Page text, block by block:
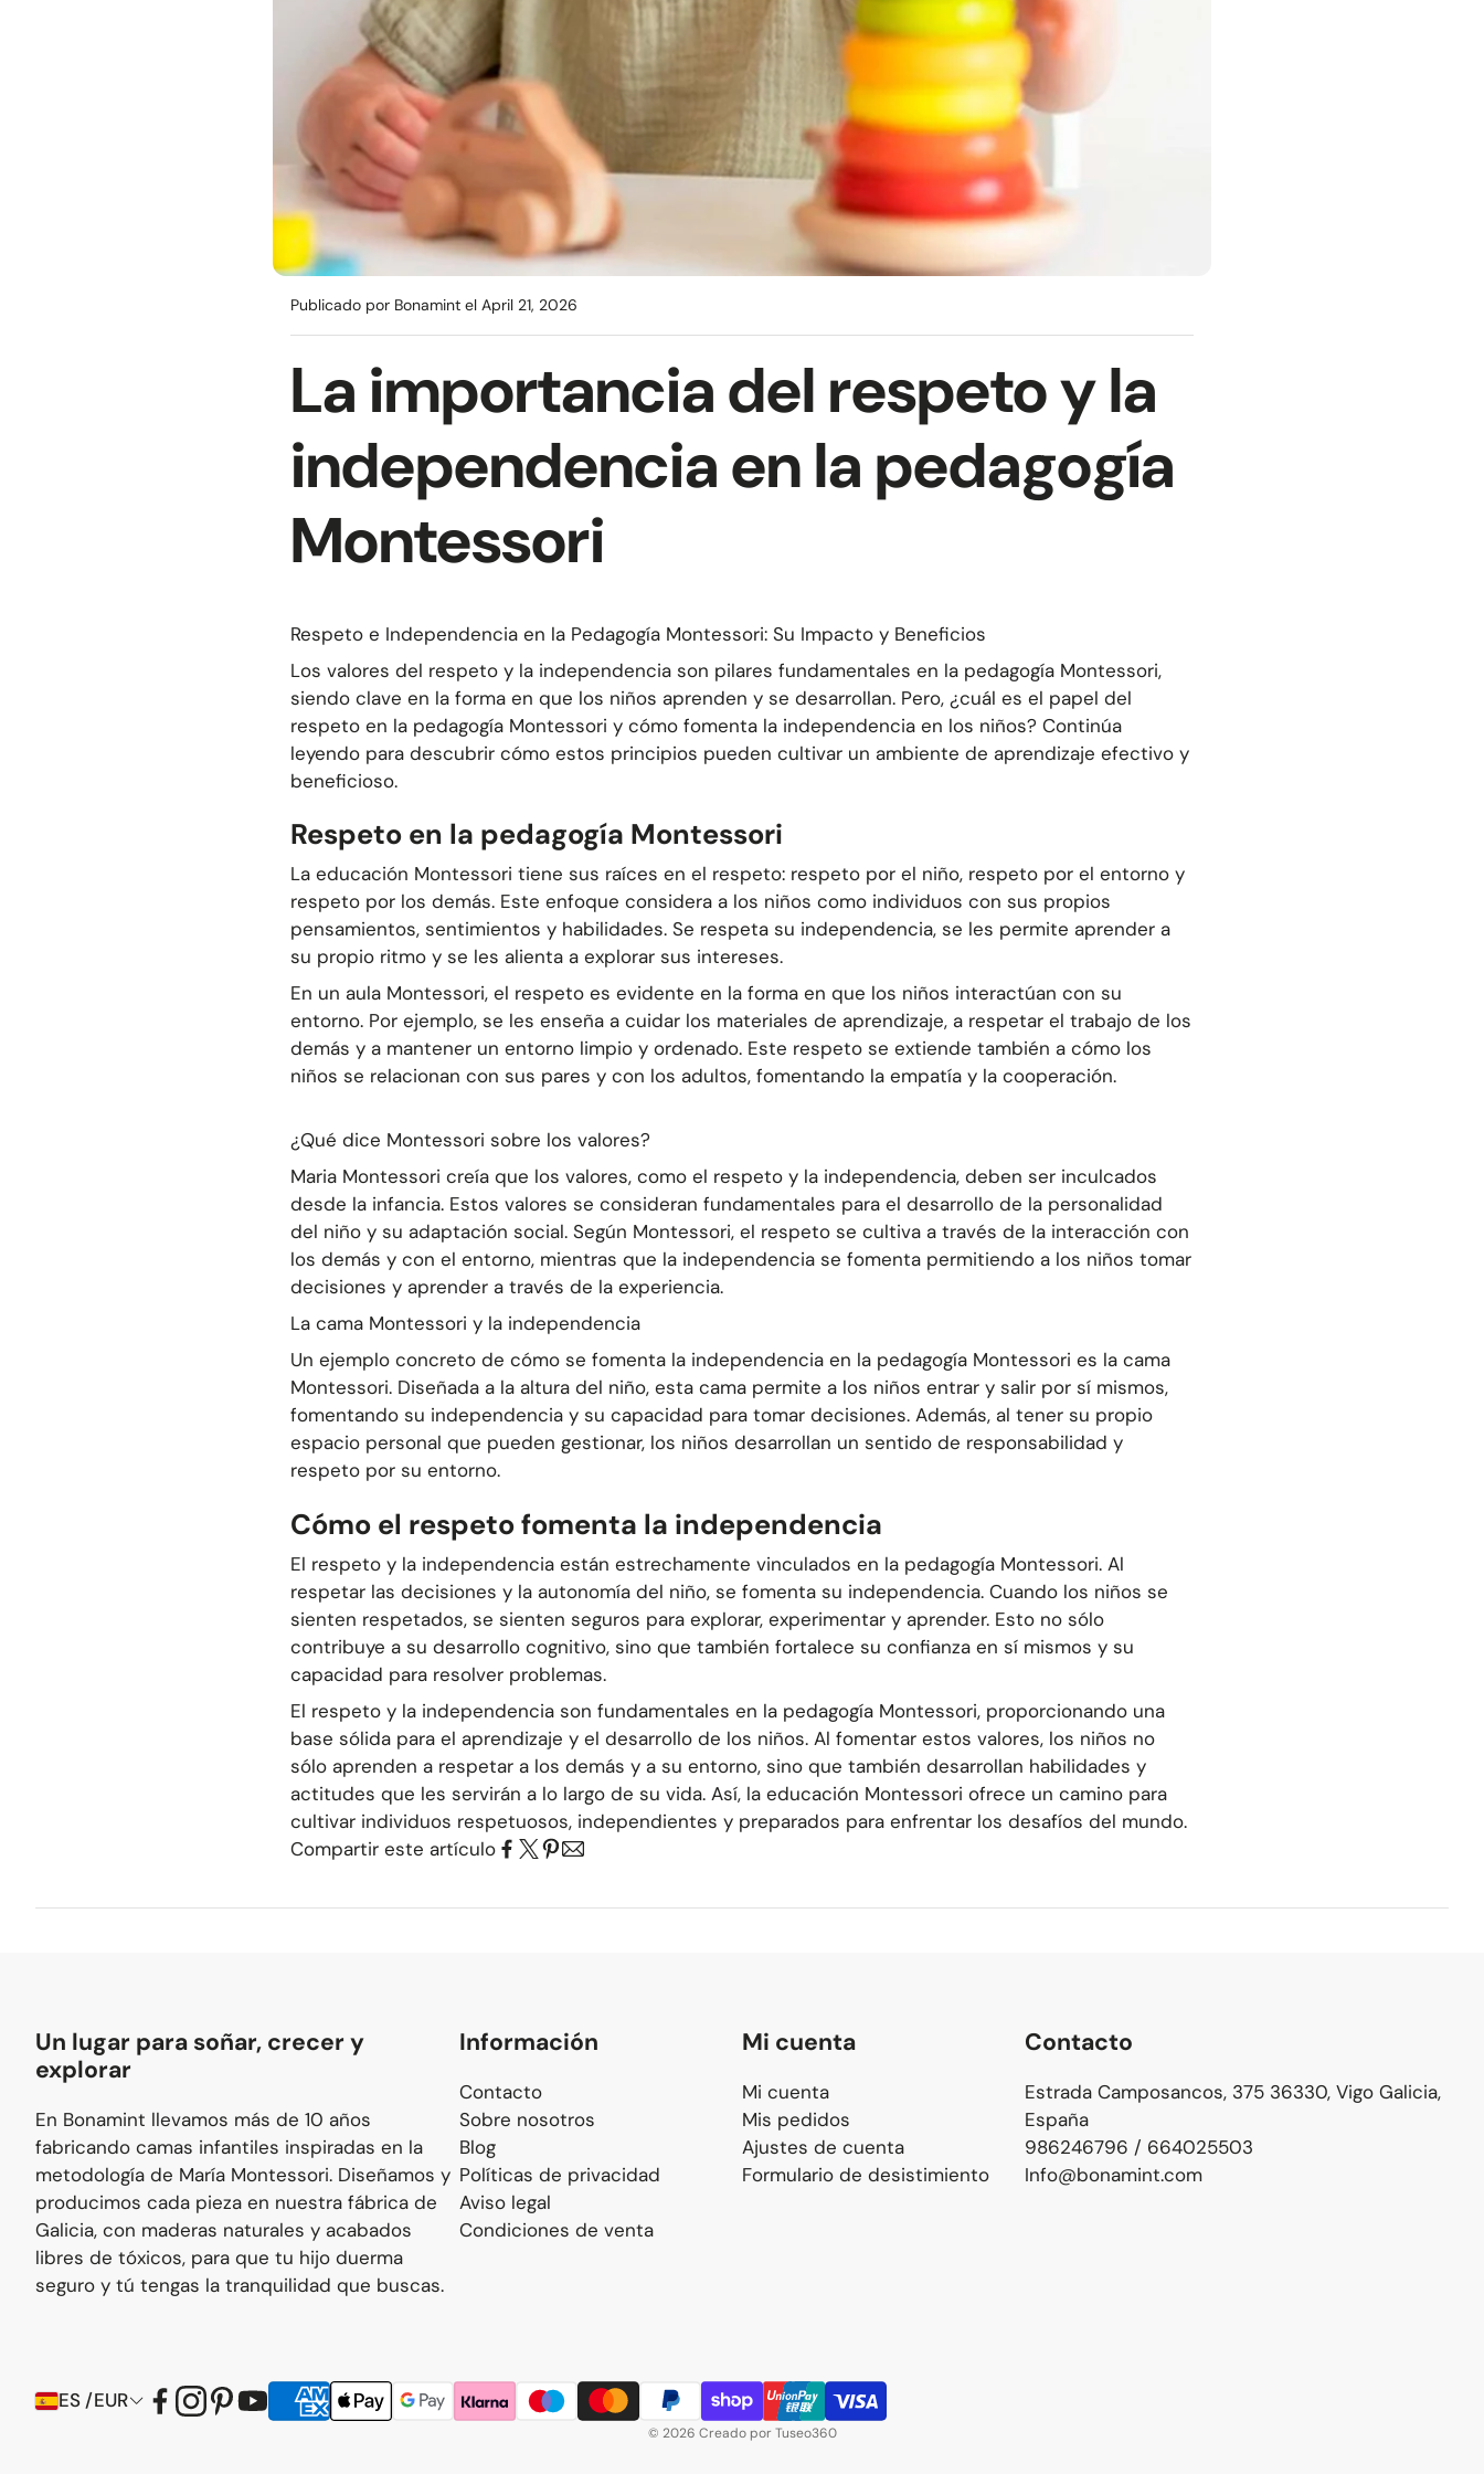
Publicado por Bonamint el April 21, 2026
La importancia del respeto y la
independencia en la pedagogía
Montessori
Respeto e Independencia en la Pedagogía Montessori: Su Impacto y Beneficios
Los valores del respeto y la independencia son pilares fundamentales en la pedagogía Montessori,
siendo clave en la forma en que los niños aprenden y se desarrollan. Pero, ¿cuál es el papel del
respeto en la pedagogía Montessori y cómo fomenta la independencia en los niños? Continúa
leyendo para descubrir cómo estos principios pueden cultivar un ambiente de aprendizaje efectivo y
beneficioso.
Respeto en la pedagogía Montessori
La educación Montessori tiene sus raíces en el respeto: respeto por el niño, respeto por el entorno y
respeto por los demás. Este enfoque considera a los niños como individuos con sus propios
pensamientos, sentimientos y habilidades. Se respeta su independencia, se les permite aprender a
su propio ritmo y se les alienta a explorar sus intereses.
En un aula Montessori, el respeto es evidente en la forma en que los niños interactúan con su
entorno. Por ejemplo, se les enseña a cuidar los materiales de aprendizaje, a respetar el trabajo de los
demás y a mantener un entorno limpio y ordenado. Este respeto se extiende también a cómo los
niños se relacionan con sus pares y con los adultos, fomentando la empatía y la cooperación.
¿Qué dice Montessori sobre los valores?
Maria Montessori creía que los valores, como el respeto y la independencia, deben ser inculcados
desde la infancia. Estos valores se consideran fundamentales para el desarrollo de la personalidad
del niño y su adaptación social. Según Montessori, el respeto se cultiva a través de la interacción con
los demás y con el entorno, mientras que la independencia se fomenta permitiendo a los niños tomar
decisiones y aprender a través de la experiencia.
La cama Montessori y la independencia
Un ejemplo concreto de cómo se fomenta la independencia en la pedagogía Montessori es la cama
Montessori. Diseñada a la altura del niño, esta cama permite a los niños entrar y salir por sí mismos,
fomentando su independencia y su capacidad para tomar decisiones. Además, al tener su propio
espacio personal que pueden gestionar, los niños desarrollan un sentido de responsabilidad y
respeto por su entorno.
Cómo el respeto fomenta la independencia
El respeto y la independencia están estrechamente vinculados en la pedagogía Montessori. Al
respetar las decisiones y la autonomía del niño, se fomenta su independencia. Cuando los niños se
sienten respetados, se sienten seguros para explorar, experimentar y aprender. Esto no sólo
contribuye a su desarrollo cognitivo, sino que también fortalece su confianza en sí mismos y su
capacidad para resolver problemas.
El respeto y la independencia son fundamentales en la pedagogía Montessori, proporcionando una
base sólida para el aprendizaje y el desarrollo de los niños. Al fomentar estos valores, los niños no
sólo aprenden a respetar a los demás y a su entorno, sino que también desarrollan habilidades y
actitudes que les servirán a lo largo de su vida. Así, la educación Montessori ofrece un camino para
cultivar individuos respetuosos, independientes y preparados para enfrentar los desafíos del mundo.
Compartir este artículo
Un lugar para soñar, crecer y
explorar
En Bonamint llevamos más de 10 años
fabricando camas infantiles inspiradas en la
metodología de María Montessori. Diseñamos y
producimos cada pieza en nuestra fábrica de
Galicia, con maderas naturales y acabados
libres de tóxicos, para que tu hijo duerma
seguro y tú tengas la tranquilidad que buscas.
Información
Contacto
Sobre nosotros
Blog
Políticas de privacidad
Aviso legal
Condiciones de venta
Mi cuenta
Mi cuenta
Mis pedidos
Ajustes de cuenta
Formulario de desistimiento
Contacto
Estrada Camposancos, 375 36330, Vigo Galicia,
España
986246796 / 664025503
Info@bonamint.com
ES /EUR
© 2026 Creado por Tuseo360